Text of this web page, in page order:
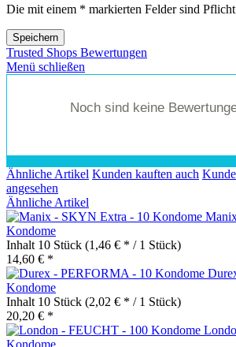
Die mit einem * markierten Felder sind
Speichern
Trusted Shops Bewertungen
Menü schließen
Noch sind keine
Ähnliche Artikel Kunden kauften auch
angesehen
Ähnliche Artikel
Kondome
Inhalt 10 Stück (1,46 € * / 1 Stück)
14,60 € *
Kondome
Inhalt 10 Stück (2,02 € * / 1 Stück)
20,20 € *
Kondome